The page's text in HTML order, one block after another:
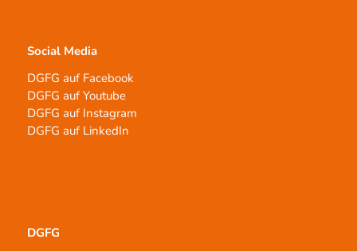
Social Media
DGFG auf Facebook
DGFG auf Youtube
DGFG auf Instagram
DGFG auf LinkedIn
DGFG